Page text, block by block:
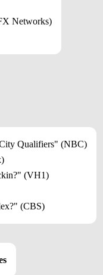
Networks)
Qualifiers" (NBC)
(VH1)
(CBS)